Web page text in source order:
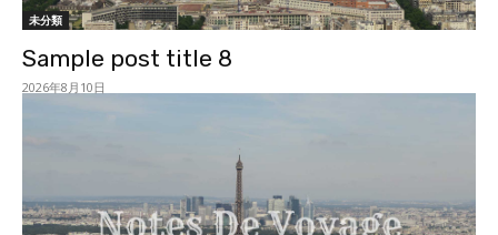
未分類
Sample post title 8
2026年8月10日